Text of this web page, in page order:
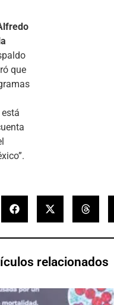
que
relacionados